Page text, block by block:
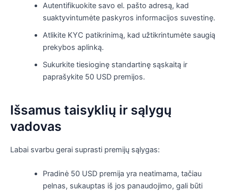
Autentifikuokite savo el. pašto adresą, kad
suaktyvintumėte paskyros informacijos suvestinę.
Atlikite KYC patikrinimą, kad užtikrintumėte saugią
prekybos aplinką.
Sukurkite tiesioginę standartinę sąskaitą ir
paprašykite 50 USD premijos.
Išsamus taisyklių ir sąlygų
vadovas
Labai svarbu gerai suprasti premijų sąlygas:
Pradinė 50 USD premija yra neatimama, tačiau
pelnas, sukauptas iš jos panaudojimo, gali būti